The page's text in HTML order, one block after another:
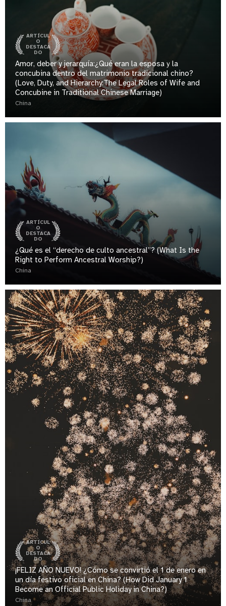
ARTÍCUL
O
DESTACA
DO
Amor, deber y jerarquía:¿Qué eran la esposaｙla
concubina dentro del matrimonio tradicional chino?
(Love, Duty, and Hierarchy:The Legal Roles of Wife and
Concubine in Traditional Chinese Marriage)
China
ARTÍCUL
O
DESTACA
DO
¿Qué es el “derecho de culto ancestral”? (What Is the
Right to Perform Ancestral Worship?)
China
ARTÍCUL
O
DESTACA
DO
¡FELIZ AÑO NUEVO! ¿Cómo se convirtió el 1 de enero en
un día festivo oficial en China? (How Did January 1
Become an Official Public Holiday in China?)
China